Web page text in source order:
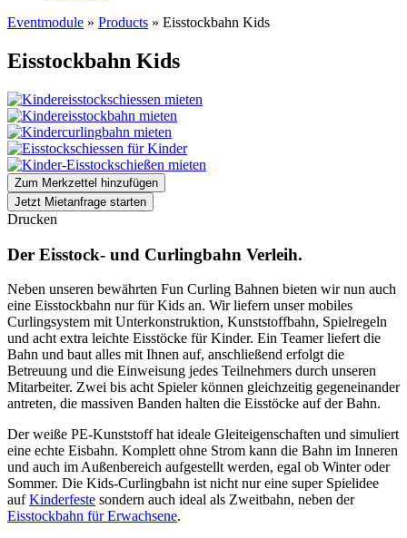
Eventmodule » Products » Eisstockbahn Kids
Eisstockbahn Kids
Zum Merkzettel hinzufügen
Jetzt Mietanfrage starten
Drucken
Der Eisstock- und Curlingbahn Verleih.
Neben unseren bewährten Fun Curling Bahnen bieten wir nun auch
eine Eisstockbahn nur für Kids an. Wir liefern unser mobiles
Curlingsystem mit Unterkonstruktion, Kunststoffbahn, Spielregeln
und acht extra leichte Eisstöcke für Kinder. Ein Teamer liefert die
Bahn und baut alles mit Ihnen auf, anschließend erfolgt die
Betreuung und die Einweisung jedes Teilnehmers durch unseren
Mitarbeiter. Zwei bis acht Spieler können gleichzeitig gegeneinander
antreten, die massiven Banden halten die Eisstöcke auf der Bahn.
Der weiße PE-Kunststoff hat ideale Gleiteigenschaften und simuliert
eine echte Eisbahn. Komplett ohne Strom kann die Bahn im Inneren
und auch im Außenbereich aufgestellt werden, egal ob Winter oder
Sommer. Die Kids-Curlingbahn ist nicht nur eine super Spielidee
aufKinderfeste sondern auch ideal als Zweitbahn, neben der
Eisstockbahn für Erwachsene.